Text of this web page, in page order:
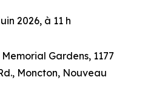
2026, à 11 h
Gardens, 1177
Moncton, Nouveau